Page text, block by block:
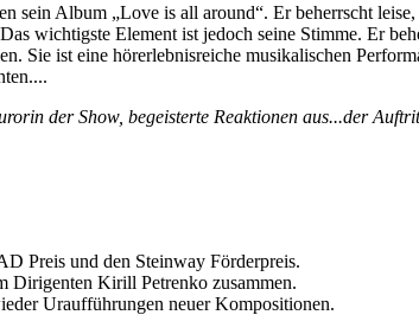
Album „Love is all around“. Er beherrscht
wichtigste Element ist jedoch seine Stimme. Er
Sie ist eine hörerlebnisreiche musikalischen
der Show, begeisterte Reaktionen aus...der
Preis und den Steinway Förderpreis.
Dirigenten Kirill Petrenko zusammen.
Uraufführungen neuer Kompositionen.